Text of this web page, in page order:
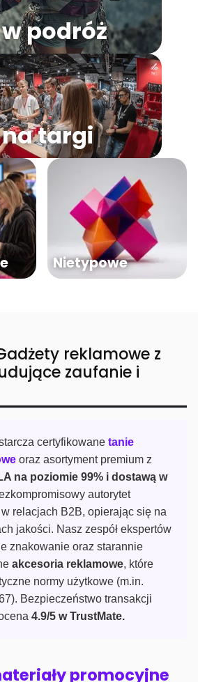
podróż
targi
Nietypowe
reklamowe z
zaufanie i
certyfikowane tanie
oraz asortyment premium z
na poziomie 99% i dostawą w
autorytet
relacjach B2B, opierając się na
jakości. Nasz zespół ekspertów
znakowanie oraz starannie
akcesoria reklamowe, które
normy użytkowe (m.in.
Bezpieczeństwo transakcji
4.9/5 w TrustMate.
promocyjne